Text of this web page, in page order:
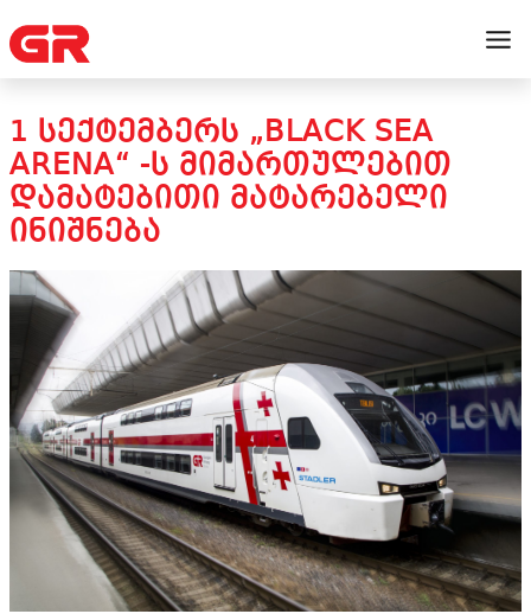
1 ᲡᲔᲥᲢᲔᲛᲑᲔᲠᲡ „BLACK SEA
ARENA“ -Ს ᲛᲘᲛᲐᲠᲗᲣᲚᲔᲑᲘᲗ
ᲓᲐᲛᲐᲢᲔᲑᲘᲗᲘ ᲛᲐᲢᲐᲠᲔᲑᲔᲚᲘ
ᲘᲜᲘᲨᲜᲔᲑᲐ